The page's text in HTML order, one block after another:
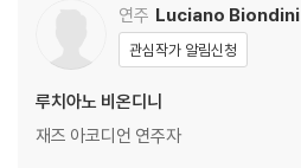
연주 Luciano Biondini
관심작가 알림신청
루치아노 비온디니
재즈 아코디언 연주자